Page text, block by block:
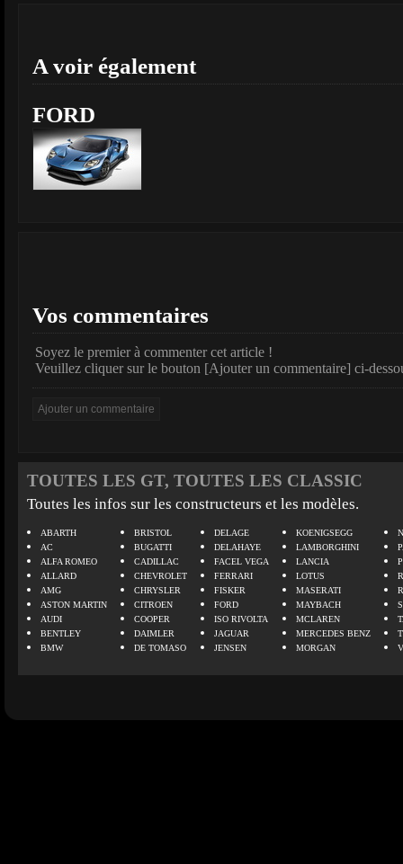
A voir également
FORD
Vos commentaires
Soyez le premier à commenter cet article !
Veuillez cliquer sur le bouton [Ajouter un commentaire] ci-
TOUTES LES GT, TOUTES LES CLASSIC
Toutes les infos sur les constructeurs et les modèles.
ABARTH
AC
ALFA ROMEO
ALLARD
AMG
ASTON MARTIN
AUDI
BENTLEY
BMW
BRISTOL
BUGATTI
CADILLAC
CHEVROLET
CHRYSLER
CITROEN
COOPER
DAIMLER
DE TOMASO
DELAGE
DELAHAYE
FACEL VEGA
FERRARI
FISKER
FORD
ISO RIVOLTA
JAGUAR
JENSEN
KOENIGSEGG
LAMBORGHINI
LANCIA
LOTUS
MASERATI
MAYBACH
MCLAREN
MERCEDES BENZ
MORGAN